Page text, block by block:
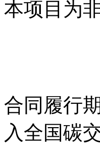
本项目为
合同履行
入全国碳